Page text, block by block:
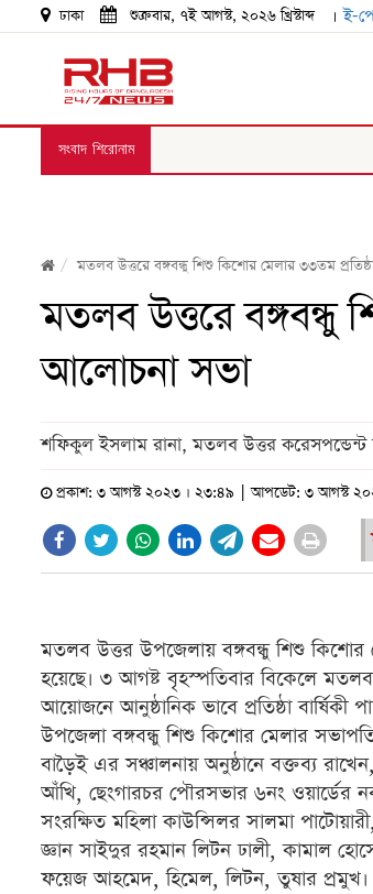
ঢাকা শুক্রবার, ৭ই আগস্ট, ২০২৬ খ্রিস্টাব্দ ।ই-
সংবাদ শিরোনাম
মতলব উত্তরে বঙ্গবন্ধু শিশু কিশোর মেলার ৩৩তম
মতলব উত্তরে বঙ্গবন্ধু
আলোচনা সভা
শফিকুল ইসলাম রানা, মতলব উত্তর
প্রকাশ: ৩ আগস্ট ২০২৩ । ২৩:৪৯ | আপডেট: ৩ আগস্ট
মতলব উত্তর উপজেলায় বঙ্গবন্ধু শিশু কিশোর
হয়েছে। ৩ আগষ্ট বৃহস্পতিবার বিকেলে
আয়োজনে আনুষ্ঠানিক ভাবে প্রতিষ্ঠা বার্ষিকী
উপজেলা বঙ্গবন্ধু শিশু কিশোর মেলার
বাড়ৈই এর সঞ্চালনায় অনুষ্ঠানে বক্তব্য
আঁখি, ছেংগারচর পৌরসভার ৬নং ওয়ার্ডের
সংরক্ষিত মহিলা কাউন্সিলর সালমা
জ্ঞান সাইদুর রহমান লিটন ঢালী, কামাল
ফয়েজ আহমেদ, হিমেল, লিটন, তুষার প্রমুখ।